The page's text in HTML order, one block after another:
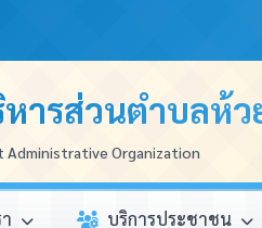
หารส่วนตำบลห้
Administrative Organization
บริการประชาชน